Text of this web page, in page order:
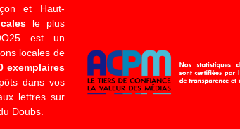
et Haut-
le plus
est un
locales de
exemplaires
dans vos
lettres sur
Doubs.